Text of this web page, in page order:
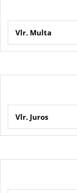
Vlr. Multa
Vlr. Juros